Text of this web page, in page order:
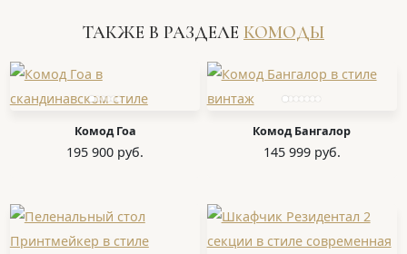
ТАКЖЕ В РАЗДЕЛЕ КОМОДЫ
Комод Гоа
195 900 руб.
Комод Бангалор
145 999 руб.